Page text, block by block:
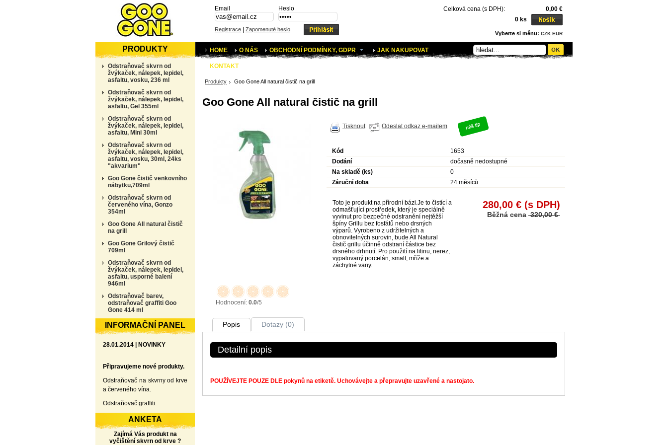
Celková cena (s DPH):
0,00 €
0 ks
Vyberte si měnu: CZK EUR
Email Heslo
Registrace | Zapomenuté heslo
PRODUKTY
Odstraňovač skvrn od
žvýkaček, nálepek, lepidel,
asfaltu, vosku, 236 ml
Odstraňovač skvrn od
žvýkaček, nálepek, lepidel,
asfaltu, Gel 355ml
Odstraňovač skvrn od
žvýkaček, nálepek, lepidel,
asfaltu, Mini 30ml
Odstraňovač skvrn od
žvýkaček, nálepek, lepidel,
asfaltu, vosku, 30ml, 24ks
"akvarium"
Goo Gone čistič venkovního
nábytku,709ml
Odstraňovač skvrn od
červeného vína, Gonzo
354ml
Goo Gone All natural čistič
na grill
Goo Gone Grilový čistič
709ml
Odstraňovač skvrn od
žvýkaček, nálepek, lepidel,
asfaltu, usporné balení
946ml
Odstraňovač barev,
odstraňovač graffiti Goo
Gone 414 ml
INFORMAČNÍ PANEL
28.01.2014 | NOVINKY
Připravujeme nové produkty.
Odstraňovač na skvrny od krve
a červeného vína.
Odstraňovač graffiti.
ANKETA
Zajímá Vás produkt na
vyčištění skvrn od krve ?
HOME O NÁS OBCHODNÍ PODMÍNKY, GDPR JAK NAKUPOVAT
KONTAKT
Produkty Goo Gone All natural čistič na grill
Goo Gone All natural čistič na grill
Tisknout Odeslat odkaz e-mailem
Kód
1653
Dodání
dočasně nedostupné
Na skladě (ks)
0
Záruční doba
24 měsíců
Toto je produkt na přírodní bázi.Je to čistící a
odmašťující prostředek, který je speciálně
vyvinut pro bezpečné odstranění nejtěžší
špíny Grillu bez fosfátů nebo drsných
výparů. Vyrobeno z udržitelných a
obnovitelných surovin, bude All Natural
čistič grillu účinně odstraní částice bez
drsného drhnutí. Pro použití na litinu, nerez,
vypalovaný porcelán, smalt, mříže a
záchytné vany.
280,00 € (s DPH)
Běžná cena 320,00 €
Hodnocení: 0.0/5
Popis Dotazy (0)
Detailní popis
POUŽÍVEJTE POUZE DLE pokynů na etiketě. Uchovávejte a přepravujte uzavřené a nastojato.